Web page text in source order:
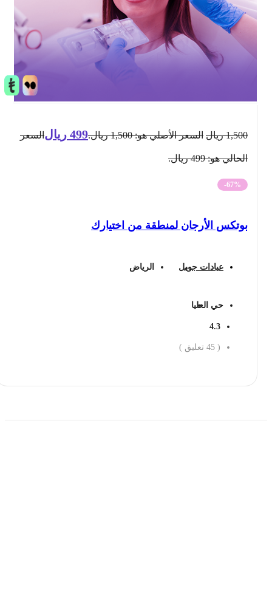
1,500 ريال السعر الأصلي هو: 1,500 ريال. 499 ريال السعر
الحالي هو: 499 ريال.
-67%
بوتكس الأرجان لمنطقة من اختيارك
عيادات جويل الرياض
حي العليا
4.3
45 تعليق )